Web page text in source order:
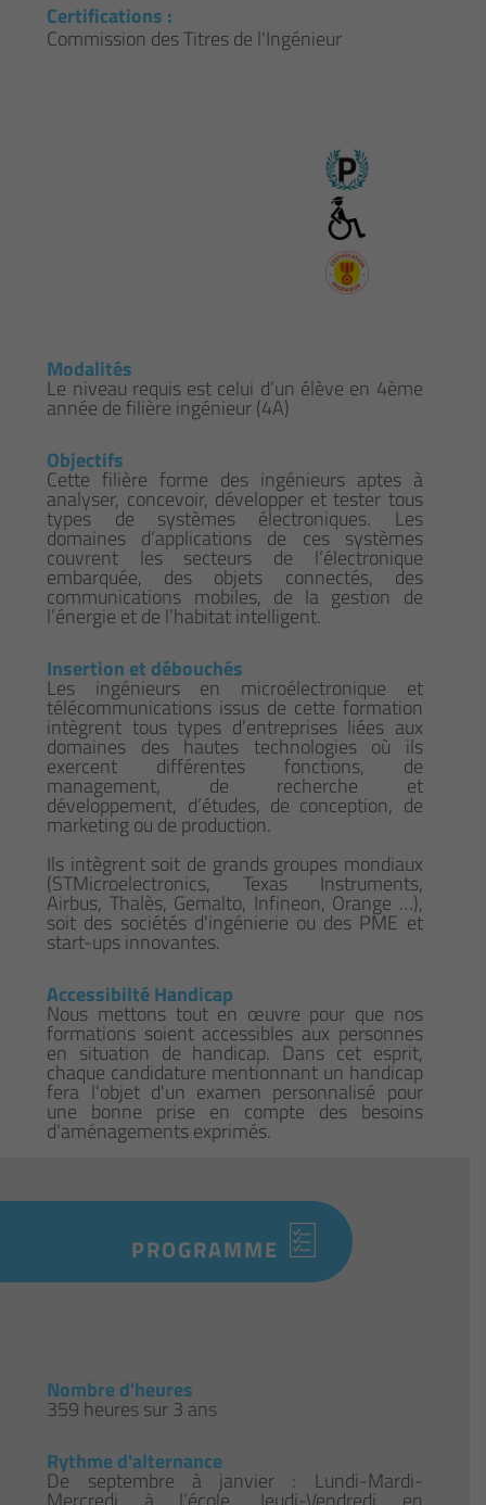
Certifications :
Commission des Titres de l'Ingénieur
Modalités
Le niveau requis est celui d’un élève en 4ème
année de filière ingénieur (4A)
Objectifs
Cette filière forme des ingénieurs aptes à
analyser, concevoir, développer et tester tous
types de systèmes électroniques. Les
domaines d’applications de ces systèmes
couvrent les secteurs de l’électronique
embarquée, des objets connectés, des
communications mobiles, de la gestion de
l’énergie et de l’habitat intelligent.
Insertion et débouchés
Les ingénieurs en microélectronique et
télécommunications issus de cette formation
intègrent tous types d’entreprises liées aux
domaines des hautes technologies où ils
exercent différentes fonctions, de
management, de recherche et
développement, d’études, de conception, de
marketing ou de production.
Ils intègrent soit de grands groupes mondiaux
(STMicroelectronics, Texas Instruments,
Airbus, Thalès, Gemalto, Infineon, Orange …),
soit des sociétés d'ingénierie ou des PME et
start-ups innovantes.
Accessibilté Handicap
Nous mettons tout en œuvre pour que nos
formations soient accessibles aux personnes
en situation de handicap. Dans cet esprit,
chaque candidature mentionnant un handicap
fera l'objet d'un examen personnalisé pour
une bonne prise en compte des besoins
d’aménagements exprimés.
PROGRAMME
Nombre d'heures
359 heures sur 3 ans
Rythme d'alternance
De septembre à janvier : Lundi-Mardi-